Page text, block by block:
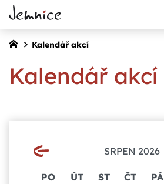
Kalendář akcí
Kalendář akcí
SRPEN 2026
PO ÚT ST ČT PÁ